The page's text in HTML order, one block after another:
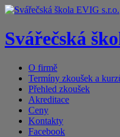
Svářečská
O firmě
Termíny zkoušek a
Přehled zkoušek
Akreditace
Ceny
Kontakty
Facebook